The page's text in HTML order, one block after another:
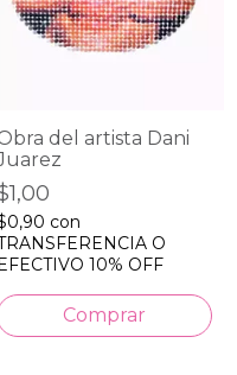
del artista Dani
con
O
10% OFF